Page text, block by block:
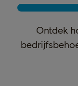
Ontdek